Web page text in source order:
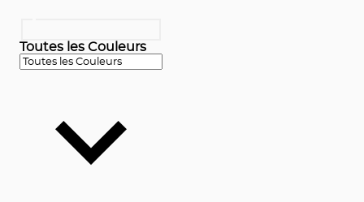
Toutes les Couleurs